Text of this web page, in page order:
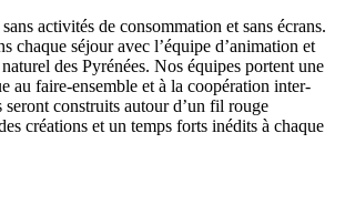
activités de consommation et sans écrans.
chaque séjour avec l’équipe d’animation et
des Pyrénées. Nos équipes portent une
au faire-ensemble et à la coopération inter-
seront construits autour d’un fil rouge
créations et un temps forts inédits à chaque